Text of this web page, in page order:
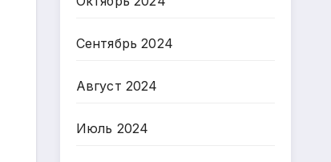
Сентябрь 2024
Август 2024
Июль 2024